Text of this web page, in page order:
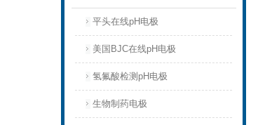
平头在线pH电极
美国BJC在线pH电极
氢氟酸检测pH电极
生物制药电极